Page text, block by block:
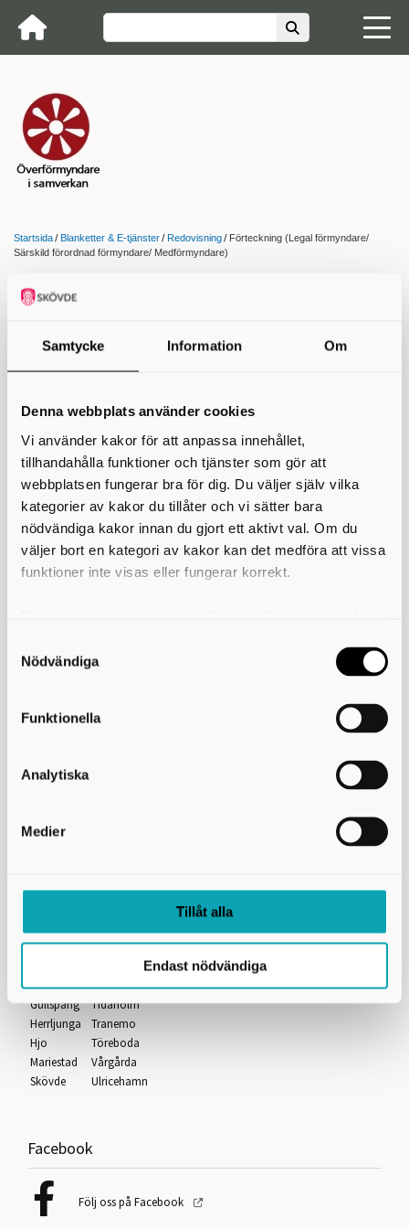
Samtycke Information Om
Denna webbplats använder cookies
Vi använder kakor för att anpassa innehållet,
tillhandahålla funktioner och tjänster som gör att
webbplatsen fungerar bra för dig. Du väljer själv vilka
kategorier av kakor du tillåter och vi sätter bara
nödvändiga kakor innan du gjort ett aktivt val. Om du
väljer bort en kategori av kakor kan det medföra att vissa
funktioner inte visas eller fungerar korrekt.
användning av kakor som du hittar längst ner på sidan
Nödvändiga
Funktionella
Analytiska
Medier
Tillåt alla
Endast nödvändiga
Startsida Blanketter & E-tjänster Redovisning
Förteckning (Legal förmyndare/
Särskild förordnad förmyndare/ Medförmyndare)
Förteckning (Legal förmyndare/
Särskild förordnad förmyndare/
(OBS! Spara och öppna sparad fil med Adobe reader om du
ska fylla i den på datorn.) Förteckningen lämnar du som
förmyndare in för att redovisa den omyndiges tillgångar
och eventuella skulder. Den upprättas den dag den
omyndiges tillgångar överstiger 8 basbelopp och ska
lämnas in till överförmyndaren inom två veckor.
Skriv ut
Box 171
541 24 SKÖVDE
541 31 SKÖVDE
Användning av kakor (cookies)
Samverkande kommuner
Svenljunga
Falköping
Tibro
Gullspång
Tidaholm
Herrljunga
Tranemo
Hjo
Töreboda
Mariestad
Vårgårda
Skövde
Ulricehamn
Facebook
Följ oss på Facebook